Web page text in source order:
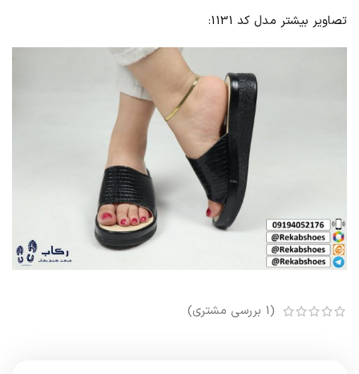
تصاویر بیشتر مدل کد 1131:
(
1 بررسی مشتری)